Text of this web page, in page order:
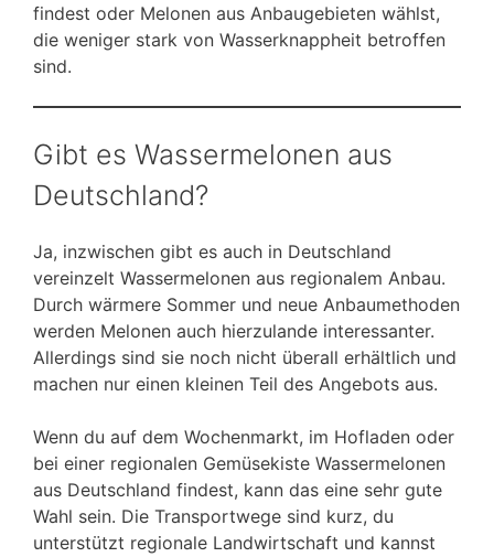
findest oder Melonen aus Anbaugebieten wählst,
die weniger stark von Wasserknappheit betroffen
sind.
Gibt es Wassermelonen aus
Deutschland?
Ja, inzwischen gibt es auch in Deutschland
vereinzelt Wassermelonen aus regionalem Anbau.
Durch wärmere Sommer und neue Anbaumethoden
werden Melonen auch hierzulande interessanter.
Allerdings sind sie noch nicht überall erhältlich und
machen nur einen kleinen Teil des Angebots aus.
Wenn du auf dem Wochenmarkt, im Hofladen oder
bei einer regionalen Gemüsekiste Wassermelonen
aus Deutschland findest, kann das eine sehr gute
Wahl sein. Die Transportwege sind kurz, du
unterstützt regionale Landwirtschaft und kannst